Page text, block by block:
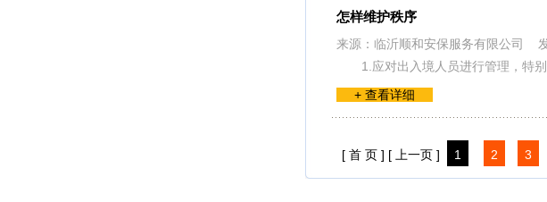
怎样维护秩序
来源：临沂顺和安保服务有限公司
1.应对出入境人员进行管理，特
+ 查看详细
[ 首 页 ] [ 上一页 ] 1 2 3